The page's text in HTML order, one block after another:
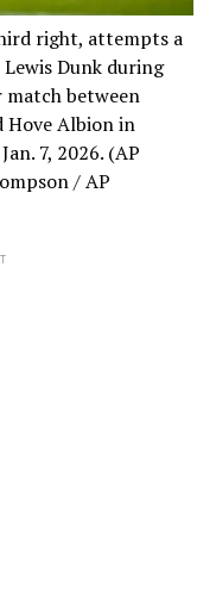
right, attempts a
Dunk during
match between
Hove Albion in
7, 2026. (AP
/ AP